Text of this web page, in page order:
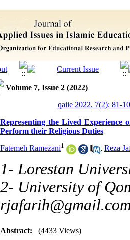
Volume 7, Issue 2 (2022)
qaiie 2022, 7(2): 81-
Representing the Lived Experience
Perform their Religious Duties
Fatemeh Ramezani1 , Reza
1- Lorestan
2- University of
Abstract: (4433 Views)